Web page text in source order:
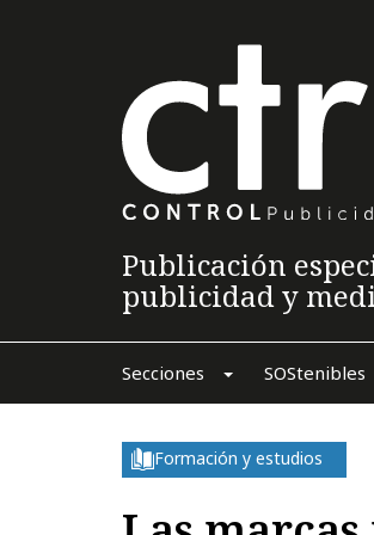
Publicación
publicidad y
Secciones SOStenibles
Formación y estudios